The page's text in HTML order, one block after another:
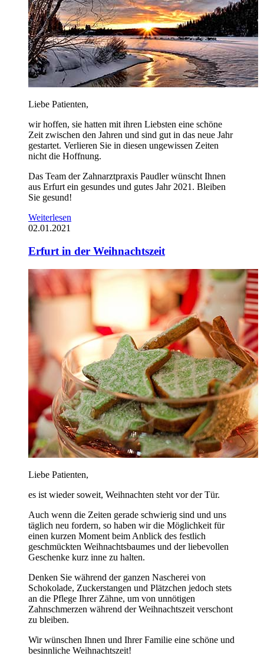
Liebe Patienten,
wir hoffen, sie hatten mit ihren Liebsten eine schöne
Zeit zwischen den Jahren und sind gut in das neue Jahr
gestartet. Verlieren Sie in diesen ungewissen Zeiten
nicht die Hoffnung.
Das Team der Zahnarztpraxis Paudler wünscht Ihnen
aus Erfurt ein gesundes und gutes Jahr 2021. Bleiben
Sie gesund!
Weiterlesen
02.01.2021
Erfurt in der Weihnachtszeit
Liebe Patienten,
es ist wieder soweit, Weihnachten steht vor der Tür.
Auch wenn die Zeiten gerade schwierig sind und uns
täglich neu fordern, so haben wir die Möglichkeit für
einen kurzen Moment beim Anblick des festlich
geschmückten Weihnachtsbaumes und der liebevollen
Geschenke kurz inne zu halten.
Denken Sie während der ganzen Nascherei von
Schokolade, Zuckerstangen und Plätzchen jedoch stets
an die Pflege Ihrer Zähne, um von unnötigen
Zahnschmerzen während der Weihnachtszeit verschont
zu bleiben.
Wir wünschen Ihnen und Ihrer Familie eine schöne und
besinnliche Weihnachtszeit!